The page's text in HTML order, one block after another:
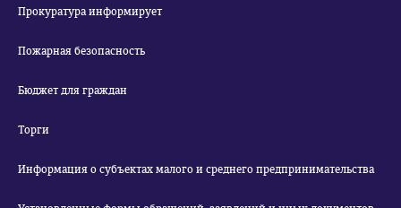
Прокуратура информирует
Пожарная безопасность
Бюджет для граждан
Торги
Информация о субъектах малого и среднего предпринимательства